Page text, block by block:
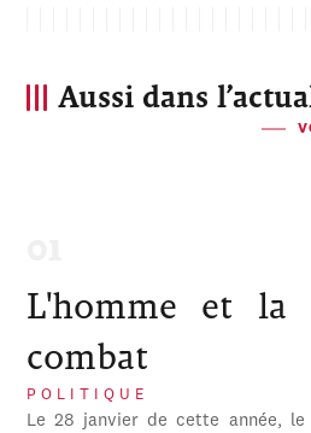
Aussi dans
L'homme et la
combat
POLITIQUE
Le 28 janvier de cette année,